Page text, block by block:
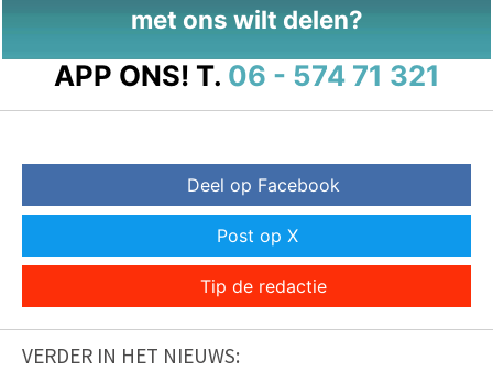
met ons wilt delen?
APP ONS! T. 06 - 574 71 321
Deel op Facebook
Post op X
Tip de redactie
VERDER IN HET NIEUWS: